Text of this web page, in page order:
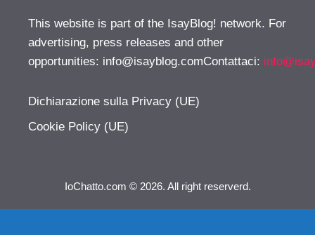
This website is part of the IsayBlog! network. For
advertising, press releases and other
opportunities: info@isayblog.comContattaci:
Dichiarazione sulla Privacy (UE)
Cookie Policy (UE)
IoChatto.com © 2026. All right reserverd.